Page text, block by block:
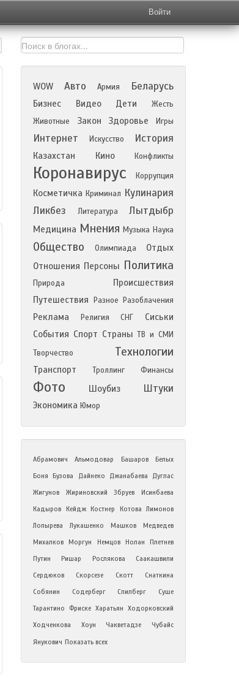
Войти
WOW Авто Армия Беларусь
Бизнес Видео Дети
Жесть
Животные
Закон Здоровье Игры
Интернет Искусство История
Казахстан Кино Конфликты
Коронавирус Коррупция
Косметичка Криминал Кулинария
Ликбез
Литература Лытдыбр
Медицина Мнения Музыка Наука
Общество Олимпиада
Отдых
Отношения Персоны Политика
Природа
Происшествия
Путешествия
Разное Разоблачения
Реклама Религия СНГ
Сиськи
События Спорт Страны ТВ и СМИ
Творчество
Технологии
Транспорт Троллинг Финансы
Фото Шоубиз Штуки
Экономика Юмор
Абрамович Альмодовар Башаров
Белых
Боня
Бузова Дайнеко Джанабаева
Дуглас
Жигунов
Жириновский Збруев
Исинбаева
Кадыров
Кейдж Костнер Котова Лимонов
Лопырева
Лукашенко Машков
Медведев
Михалков
Моргун Немцов Нолан
Плетнев
Путин
Ришар Рослякова
Саакашвили
Сердюков
Скорсезе Скотт
Снаткина
Собянин
Содерберг Спилберг
Суше
Тарантино
Фриске Харатьян Ходорковский
Ходченкова
Хоун Чакветадзе
Чубайс
Янукович Показать всех